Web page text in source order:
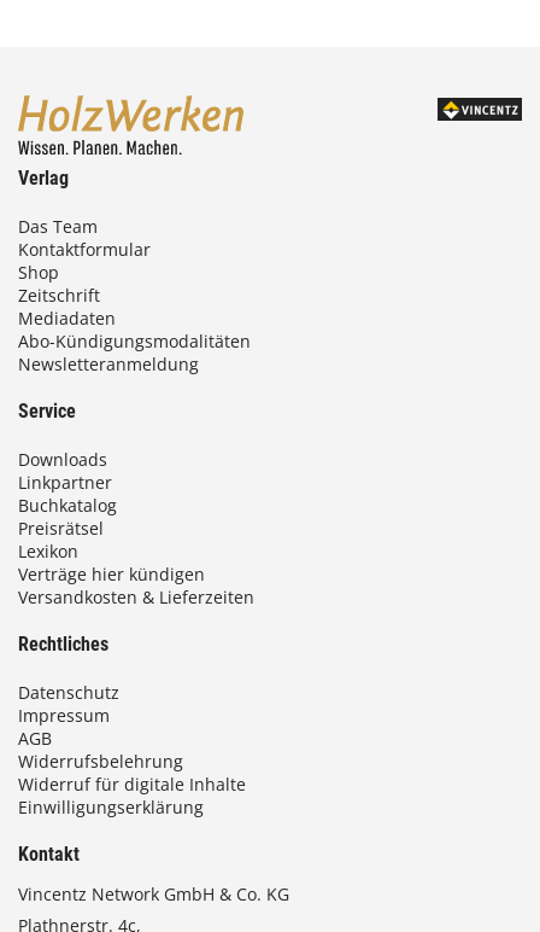
Verlag
Das Team
Kontaktformular
Shop
Zeitschrift
Mediadaten
Abo-Kündigungsmodalitäten
Newsletteranmeldung
Service
Downloads
Linkpartner
Buchkatalog
Preisrätsel
Lexikon
Verträge hier kündigen
Versandkosten & Lieferzeiten
Rechtliches
Datenschutz
Impressum
AGB
Widerrufsbelehrung
Widerruf für digitale Inhalte
Einwilligungserklärung
Kontakt
Vincentz Network GmbH & Co. KG
Plathnerstr. 4c,